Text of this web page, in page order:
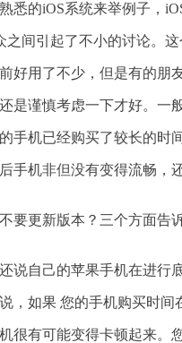
悉的iOS系统来举例子，
之间引起了不小的讨论。
好用了不少，但是有的朋
是谨慎考虑一下才好。一
手机已经购买了较长的时
手机非但没有变得流畅，
说自己的苹果手机在进行
，如果 您的手机购买时
很有可能变得卡顿起来。